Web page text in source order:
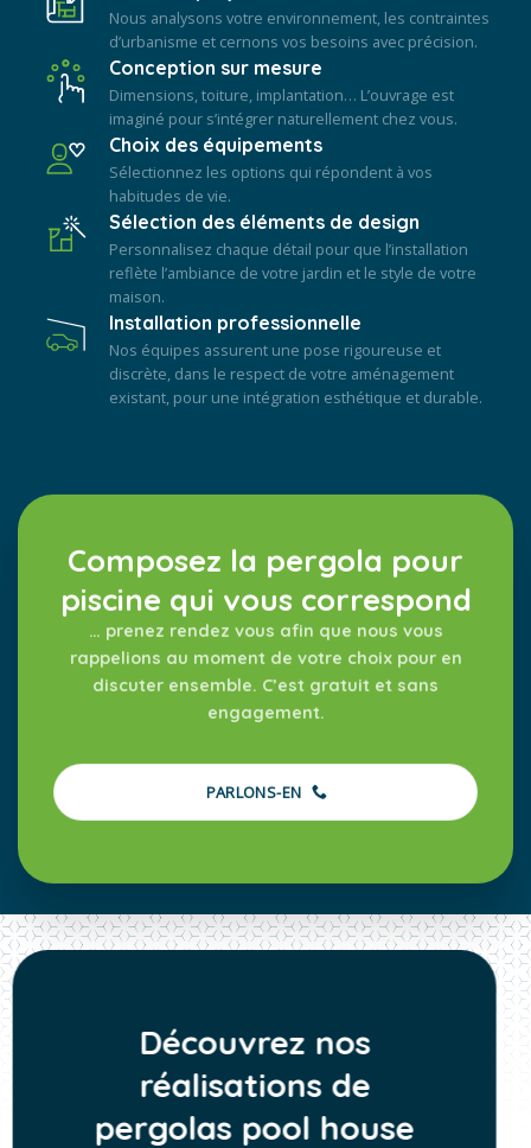
Nous analysons votre environnement, les contraintes
d’urbanisme et cernons vos besoins avec précision.
Conception sur mesure
Dimensions, toiture, implantation… L’ouvrage est
imaginé pour s’intégrer naturellement chez vous.
Choix des équipements
Sélectionnez les options qui répondent à vos
habitudes de vie.
Sélection des éléments de design
Personnalisez chaque détail pour que l’installation
reflète l’ambiance de votre jardin et le style de votre
maison.
Installation professionnelle
Nos équipes assurent une pose rigoureuse et
discrète, dans le respect de votre aménagement
existant, pour une intégration esthétique et durable.
Composez la pergola pour
piscine qui vous correspond
… prenez rendez vous afin que nous vous
rappelions au moment de votre choix pour en
discuter ensemble. C’est gratuit et sans
engagement.
PARLONS-EN
Découvrez nos
réalisations de
pergolas pool house